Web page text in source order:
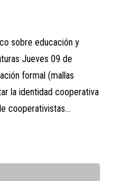
sobre educación y
Jueves 09 de
formal (mallas
la identidad cooperativa
cooperativistas…